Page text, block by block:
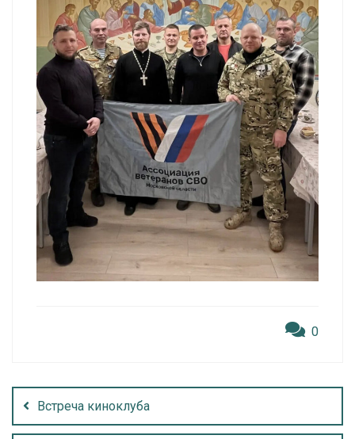
0
Встреча киноклуба